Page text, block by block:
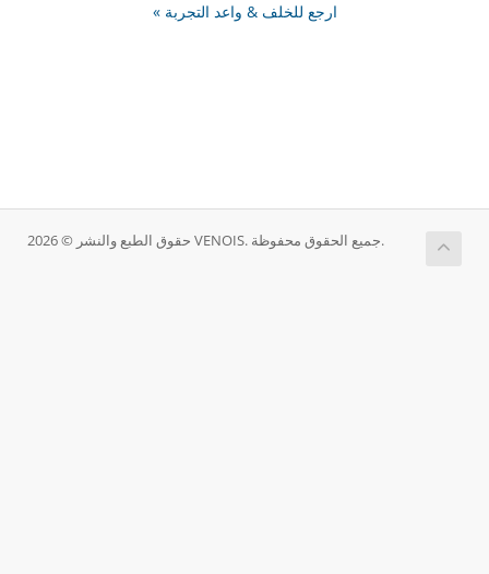
« ارجع للخلف & واعد التجربة
حقوق الطبع والنشر © 2026 VENOIS. جميع الحقوق محفوظة.